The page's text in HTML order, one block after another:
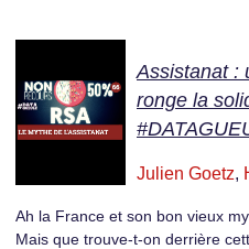
Assistanat :
ronge la
Julien Goetz,
Ah la France et son bon vieux
Mais que trouve-t-on derrière